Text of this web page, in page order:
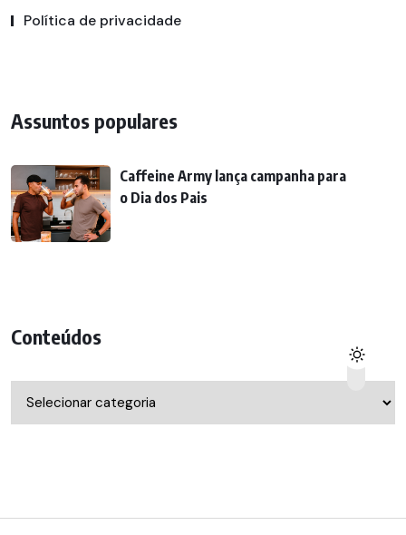
Política de privacidade
Assuntos populares
Caffeine Army lança campanha para
o Dia dos Pais
Conteúdos
Conteúdos